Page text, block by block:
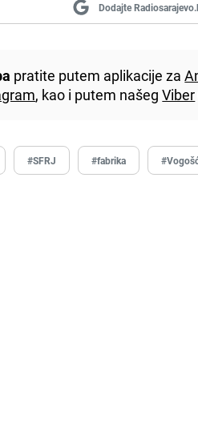
Dodajte
pratite putem aplikacije za
, kao i putem našegViber
#SFRJ #fabrika